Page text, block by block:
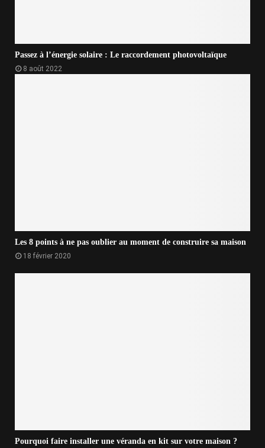
Passez à l’énergie solaire : Le raccordement photovoltaïque
8 août 2022
Les 8 points à ne pas oublier au moment de construire sa maison
18 février 2020
Pourquoi faire installer une véranda en kit sur votre maison ?